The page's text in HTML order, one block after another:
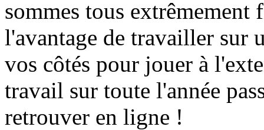
sommes tous
l'avantage de travailler sur
vos côtés pour jouer à
travail sur toute l'année
retrouver en ligne !